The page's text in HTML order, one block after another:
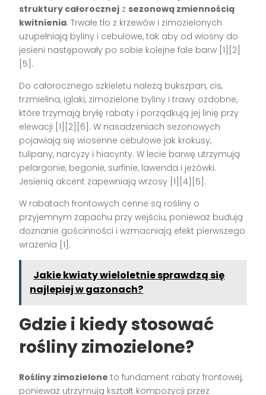
struktury całorocznej z sezonową zmiennością
kwitnienia. Trwałe tło z krzewów i zimozielonych
uzupełniają byliny i cebulowe, tak aby od wiosny do
jesieni następowały po sobie kolejne fale barw [1][2]
[5].
Do całorocznego szkieletu należą bukszpan, cis,
trzmielina, iglaki, zimozielone byliny i trawy ozdobne,
które trzymają bryłę rabaty i porządkują jej linię przy
elewacji [1][2][6]. W nasadzeniach sezonowych
pojawiają się wiosenne cebulowe jak krokusy,
tulipany, narcyzy i hiacynty. W lecie barwę utrzymują
pelargonie, begonie, surfinie, lawenda i jeżówki.
Jesienią akcent zapewniają wrzosy [1][4][5].
W rabatach frontowych cenne są rośliny o
przyjemnym zapachu przy wejściu, ponieważ budują
doznanie gościnności i wzmacniają efekt pierwszego
wrażenia [1].
Jakie kwiaty wieloletnie sprawdzą się
najlepiej w gazonach?
Gdzie i kiedy stosować
rośliny zimozielone?
Rośliny zimozielone to fundament rabaty frontowej,
ponieważ utrzymują kształt kompozycji przez